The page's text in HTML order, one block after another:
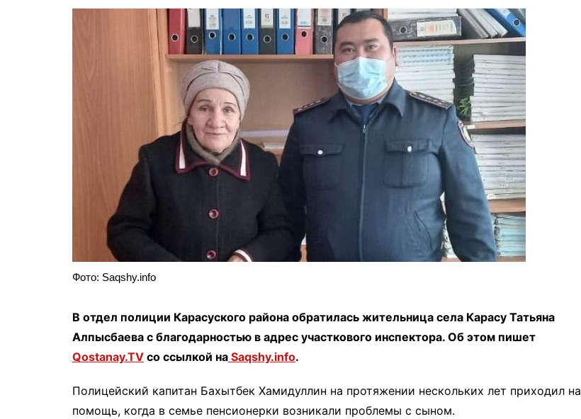
Фото: Saqshy.info
В отдел полиции Карасуского района обратилась жительница села Карасу Татьяна
Алпысбаева с благодарностью в адрес участкового инспектора. Об этом пишет
Qostanay.TV со ссылкой на Saqshy.info.
Полицейский капитан Бахытбек Хамидуллин на протяжении нескольких лет приходил на
помощь, когда в семье пенсионерки возникали проблемы с сыном.